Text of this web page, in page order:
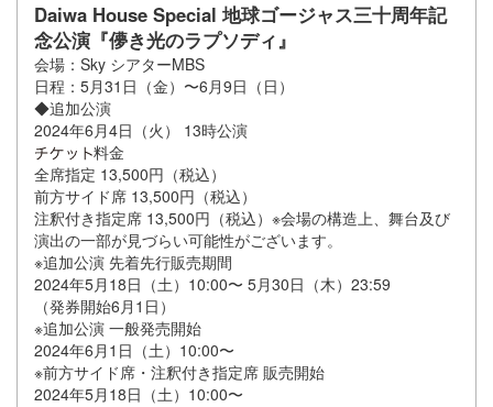
Daiwa House Special 地球ゴージャス三十周年記
念公演『儚き光のラプソディ』
会場：Sky シアターMBS
日程：5月31日（金）〜6月9日（日）
◆追加公演
2024年6月4日（火） 13時公演
料金
全席指定 13,500円（税込）
前方サイド席 13,500円（税込）
注釈付き指定席 13,500円（税込）※会場の構造上、舞台及び
演出の一部が見づらい可能性がございます。
※追加公演 先着先行販売期間
2024年5月18日（土）10:00〜 5月30日（木）23:59
（発券開始6月1日）
※追加公演 一般発売開始
2024年6月1日（土）10:00〜
※前方サイド席・注釈付き指定席 販売開始
2024年5月18日（土）10:00〜